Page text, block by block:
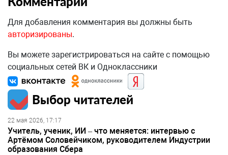
Для добавления комментария вы должны быть
авторизированы.
Вы можете зарегистрироваться на сайте с помощью
социальных сетей ВК и Одноклассники
Выбор читателей
22 мая 2026, 17:17
Учитель, ученик, ИИ – что меняется: интервью с
Артёмом Соловейчиком, руководителем Индустрии
образования Сбера